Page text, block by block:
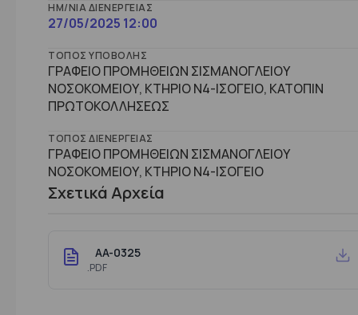
ΗΜ/ΝΊΑ ΔΙΕΝΈΡΓΕΙΑΣ
27/05/2025 12:00
ΤΌΠΟΣ ΥΠΟΒΟΛΉΣ
ΓΡΑΦΕΙΟ ΠΡΟΜΗΘΕΙΩΝ ΣΙΣΜΑΝΟΓΛΕΙΟΥ
ΝΟΣΟΚΟΜΕΙΟΥ, ΚΤΗΡΙΟ Ν4-ΙΣΟΓΕΙΟ, ΚΑΤΟΠΙΝ
ΠΡΩΤΟΚΟΛΛΗΣΕΩΣ
ΤΌΠΟΣ ΔΙΕΝΈΡΓΕΙΑΣ
ΓΡΑΦΕΙΟ ΠΡΟΜΗΘΕΙΩΝ ΣΙΣΜΑΝΟΓΛΕΙΟΥ
ΝΟΣΟΚΟΜΕΙΟΥ, ΚΤHΡΙΟ Ν4-ΙΣΟΓΕΙΟ
Σχετικά Αρχεία
AA-0325
.PDF